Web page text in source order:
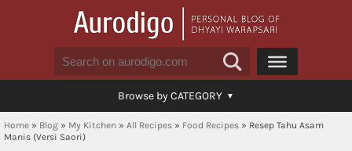
Browse by CATEGORY
Home » Blog » My Kitchen » All Recipes » Food Recipes » Resep Tahu Asam
Manis (Versi Saori)